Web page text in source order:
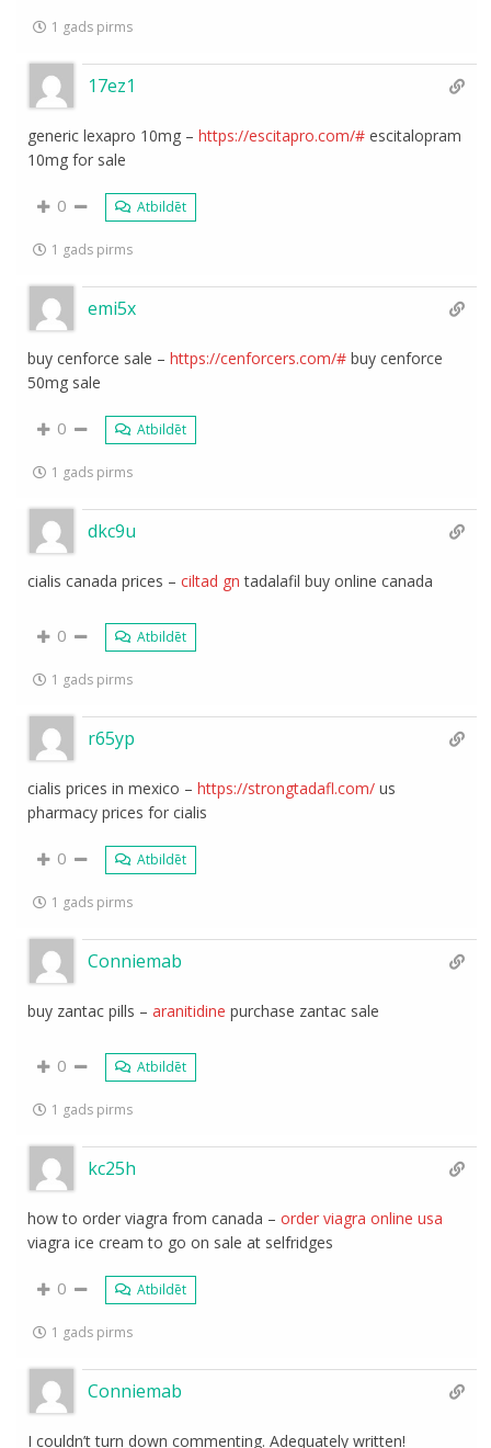
1 gads pirms
17ez1
generic lexapro 10mg –https://escitapro.com/# escitalopram
10mg for sale
0 Atbildēt
1 gads pirms
emi5x
buy cenforce sale –https://cenforcers.com/# buy cenforce
50mg sale
0 Atbildēt
1 gads pirms
dkc9u
cialis canada prices –ciltad gn tadalafil buy online canada
0 Atbildēt
1 gads pirms
r65yp
cialis prices in mexico –https://strongtadafl.com/ us
pharmacy prices for cialis
0 Atbildēt
1 gads pirms
Conniemab
buy zantac pills –aranitidine purchase zantac sale
0 Atbildēt
1 gads pirms
kc25h
how to order viagra from canada –order viagra online usa
viagra ice cream to go on sale at selfridges
0 Atbildēt
1 gads pirms
Conniemab
I couldn’t turn down commenting. Adequately written!